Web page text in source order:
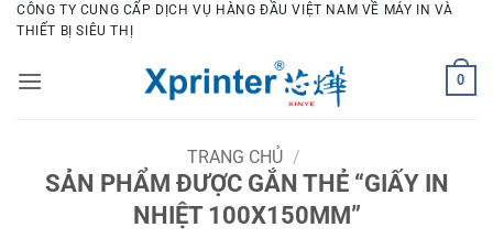
Bỏ
qua
dung
CÔNG TY CUNG CẤP DỊCH VỤ HÀNG ĐẦU VIỆT NAM VỀ MÁY IN VÀ
THIẾT BỊ SIÊU THỊ
0
TRANG CHỦ /
SẢN PHẨM ĐƯỢC GẮN THẺ “GIẤY IN
NHIỆT 100X150MM”